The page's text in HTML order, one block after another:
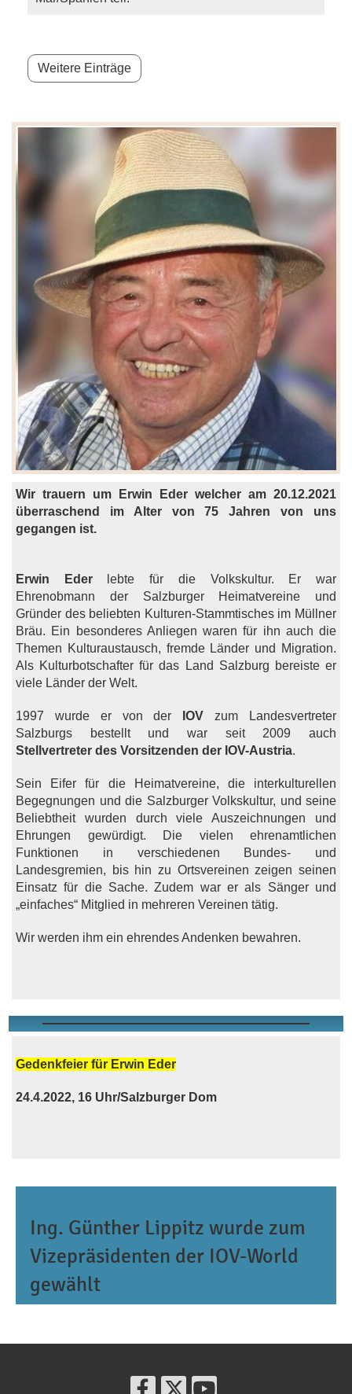
Weitere Einträge
Wir trauern um Erwin Eder welcher am 20.12.2021
überraschend im Alter von 75 Jahren von uns
gegangen ist.
Erwin Ederlebte für die Volkskultur. Er war
Ehrenobmann der Salzburger Heimatvereine und
Gründer des beliebten Kulturen-Stammtisches im Müllner
Bräu. Ein besonderes Anliegen waren für ihn auch die
Themen Kulturaustausch, fremde Länder und Migration.
Als Kulturbotschafter für das Land Salzburg bereiste er
viele Länder der Welt.
1997 wurde er von der IOV zum Landesvertreter
Salzburgs bestellt und war seit 2009 auch
Stellvertreter des Vorsitzenden der IOV-Austria.
Sein Eifer für die Heimatvereine, die interkulturellen
Begegnungen und die Salzburger Volkskultur, und seine
Beliebtheit wurden durch viele Auszeichnungen und
Ehrungen gewürdigt. Die vielen ehrenamtlichen
Funktionen in verschiedenen Bundes- und
Landesgremien, bis hin zu Ortsvereinen zeigen seinen
Einsatz für die Sache. Zudem war er als Sänger und
„einfaches“ Mitglied in mehreren Vereinen tätig.
Wir werden ihm ein ehrendes Andenken bewahren.
Gedenkfeier für Erwin Eder
24.4.2022, 16 Uhr/Salzburger Dom
Ing. Günther Lippitz wurde zum
Vizepräsidenten der IOV-World
gewählt